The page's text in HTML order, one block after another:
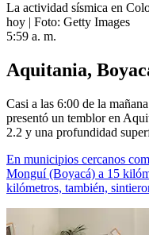
La actividad sísmica en
hoy | Foto: Getty Images
5:59 a. m.
Aquitania,
Casi a las 6:00 de la
presentó un temblor en
2.2 y una profundidad
En municipios cercanos
Monguí (Boyacá) a 15
kilómetros, también,